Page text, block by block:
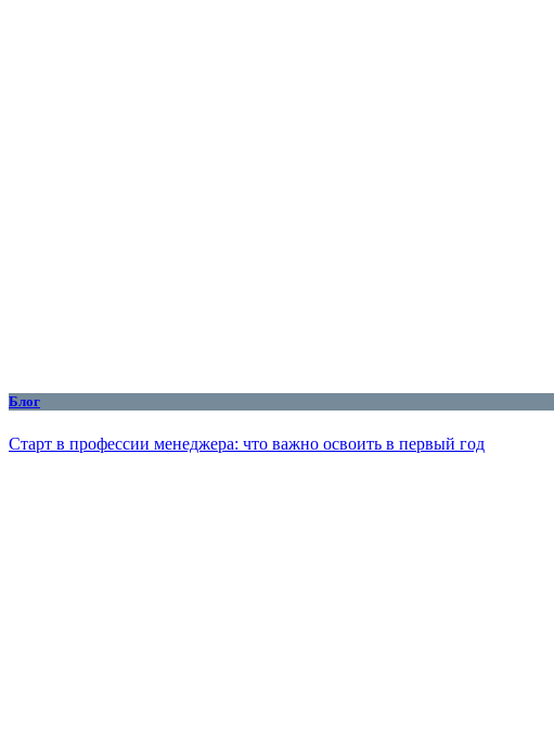
Блог
Старт в профессии менеджера: что важно освоить в первый год